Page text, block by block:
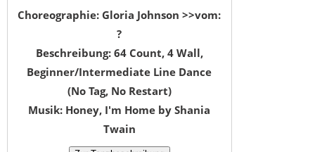
Choreographie: Gloria Johnson >>vom:
?
Beschreibung: 64 Count, 4 Wall,
Beginner/Intermediate Line Dance
(No Tag, No Restart)
Musik: Honey, I'm Home by Shania
Twain